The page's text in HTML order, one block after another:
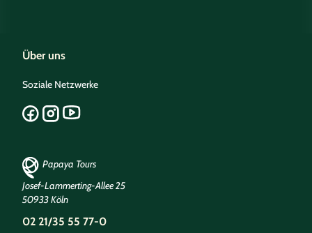
Über uns
Soziale Netzwerke
Papaya Tours
Josef-Lammerting-Allee 25
50933 Köln
02 21/35 55 77-0